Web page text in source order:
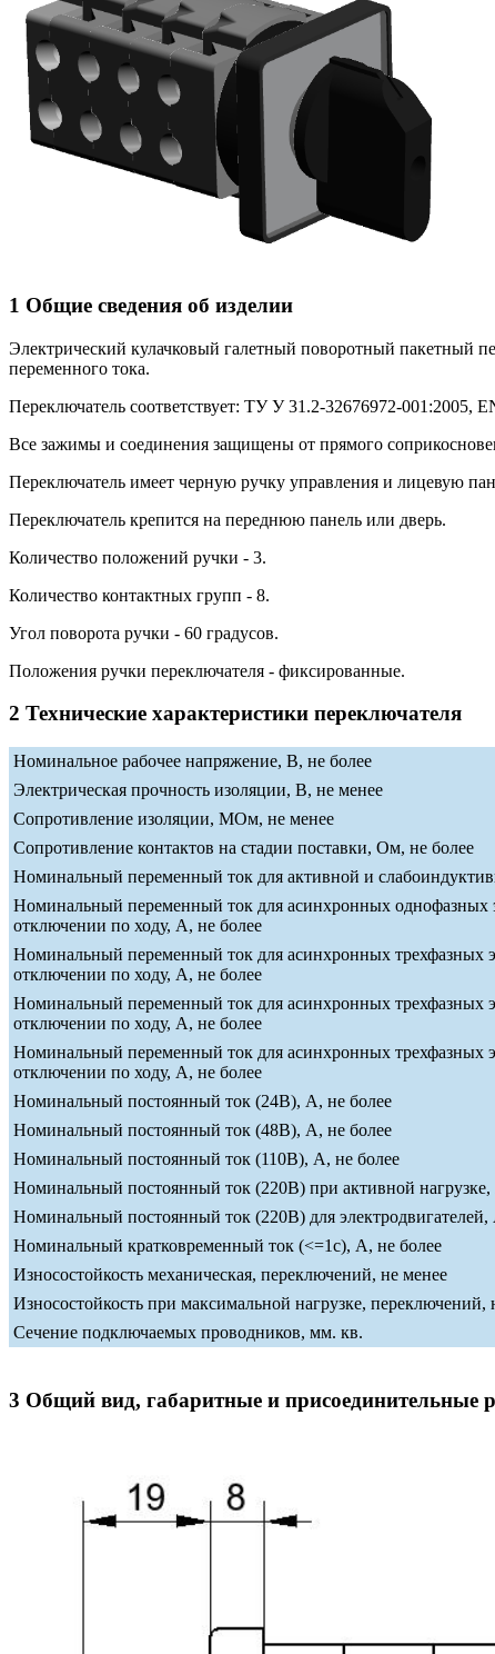
1 Общие сведения об изделии
Электрический кулачковый галетный поворотный пакетный
переменного тока.
Переключатель соответствует: ТУ У 31.2-32676972-001:2005,
Все зажимы и соединения защищены от прямого
Переключатель имеет черную ручку управления и лицевую
Переключатель крепится на переднюю панель или дверь.
Количество положений ручки - 3.
Количество контактных групп - 8.
Угол поворота ручки - 60 градусов.
Положения ручки переключателя - фиксированные.
2 Технические характеристики переключателя
Номинальное рабочее напряжение, В, не более
Электрическая прочность изоляции, В, не менее
Сопротивление изоляции, МОм, не менее
Сопротивление контактов на стадии поставки, Ом, не более
Номинальный переменный ток для активной и
Номинальный переменный ток для асинхронных однофазных
отключении по ходу, А, не более
Номинальный переменный ток для асинхронных трехфазных
отключении по ходу, А, не более
Номинальный переменный ток для асинхронных трехфазных
отключении по ходу, А, не более
Номинальный переменный ток для асинхронных трехфазных
отключении по ходу, А, не более
Номинальный постоянный ток (24В), А, не более
Номинальный постоянный ток (48В), А, не более
Номинальный постоянный ток (110В), А, не более
Номинальный постоянный ток (220В) при активной нагрузке,
Номинальный постоянный ток (220В) для электродвигателей,
Номинальный кратковременный ток (<=1c), А, не более
Износостойкость механическая, переключений, не менее
Износостойкость при максимальной нагрузке, переключений,
Сечение подключаемых проводников, мм. кв.
3 Общий вид, габаритные и присоединительные